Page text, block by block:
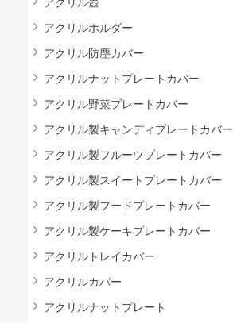
アクリルホルダー
アクリル防塵カバー
アクリルナットプレートカバー
アクリル野菜プレートカバー
アクリル製キャンディプレートカバー
アクリル製フルーツプレートカバー
アクリル製スイートプレートカバー
アクリル製フードプレートカバー
アクリル製ケーキプレートカバー
アクリルトレイカバー
アクリルカバー
アクリルナットプレート